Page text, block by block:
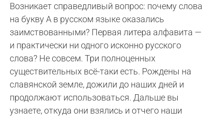
Возникает справедливый вопрос: почему слова
на букву А в русском языке оказались
заимствованными? Первая литера алфавита —
и практически ни одного исконно русского
слова? Не совсем. Три полноценных
существительных всё-таки есть. Рождены на
славянской земле, дожили до наших дней и
продолжают использоваться. Дальше вы
узнаете, откуда они взялись и отчего наши